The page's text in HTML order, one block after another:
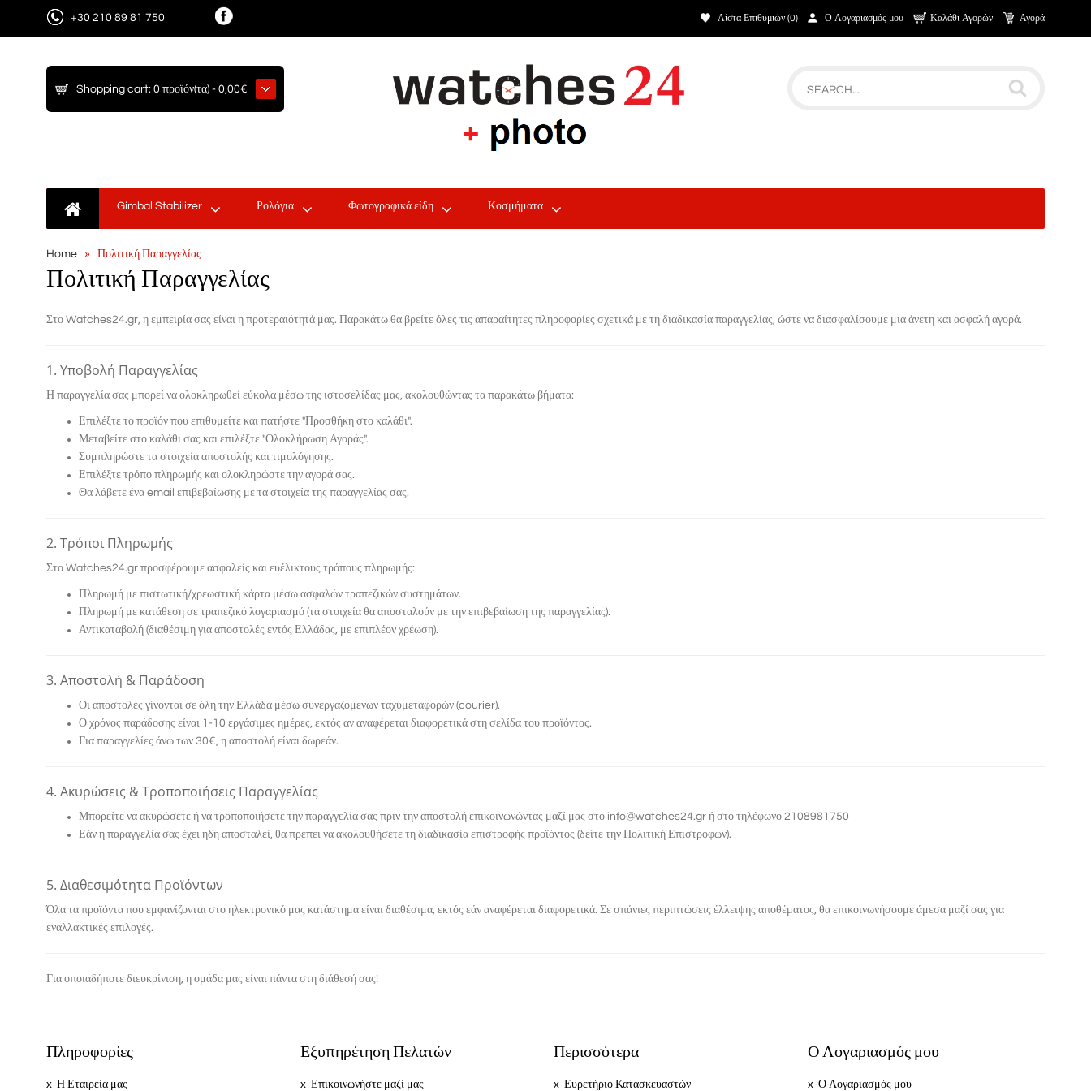
+30 210 89 81 750 Λίστα Επιθυμιών (0) Ο Λογαριασμός μου Καλάθι Αγορών Αγορά
Shopping cart: 0 προϊόν(τα) - 0,00€
Gimbal Stabilizer Ρολόγια Φωτογραφικά είδη Κοσμήματα
Home Πολιτική Παραγγελίας
Πολιτική Παραγγελίας
Στο Watches24.gr, η εμπειρία σας είναι η προτεραιότητά μας. Παρακάτω θα βρείτε όλες τις απαραίτητες πληροφορίες σχετικά με τη διαδικασία παραγγελίας, ώστε να διασφαλίσουμε μια άνετη και ασφαλή αγορά.
1. Υποβολή Παραγγελίας
Η παραγγελία σας μπορεί να ολοκληρωθεί εύκολα μέσω της ιστοσελίδας μας, ακολουθώντας τα παρακάτω βήματα:
Επιλέξτε το προϊόν που επιθυμείτε και πατήστε "Προσθήκη στο καλάθι".
Μεταβείτε στο καλάθι σας και επιλέξτε "Ολοκλήρωση Αγοράς".
Συμπληρώστε τα στοιχεία αποστολής και τιμολόγησης.
Επιλέξτε τρόπο πληρωμής και ολοκληρώστε την αγορά σας.
Θα λάβετε ένα email επιβεβαίωσης με τα στοιχεία της παραγγελίας σας.
2. Τρόποι Πληρωμής
Στο Watches24.gr προσφέρουμε ασφαλείς και ευέλικτους τρόπους πληρωμής:
Πληρωμή με πιστωτική/χρεωστική κάρτα μέσω ασφαλών τραπεζικών συστημάτων.
Πληρωμή με κατάθεση σε τραπεζικό λογαριασμό (τα στοιχεία θα αποσταλούν με την επιβεβαίωση της παραγγελίας).
Αντικαταβολή (διαθέσιμη για αποστολές εντός Ελλάδας, με επιπλέον χρέωση).
3. Αποστολή & Παράδοση
Οι αποστολές γίνονται σε όλη την Ελλάδα μέσω συνεργαζόμενων ταχυμεταφορών (courier).
Ο χρόνος παράδοσης είναι 1-10 εργάσιμες ημέρες, εκτός αν αναφέρεται διαφορετικά στη σελίδα του προϊόντος.
Για παραγγελίες άνω των 30€, η αποστολή είναι δωρεάν.
4. Ακυρώσεις & Τροποποιήσεις Παραγγελίας
Μπορείτε να ακυρώσετε ή να τροποποιήσετε την παραγγελία σας πριν την αποστολή επικοινωνώντας μαζί μας στο info@watches24.gr ή στο τηλέφωνο 2108981750
Εάν η παραγγελία σας έχει ήδη αποσταλεί, θα πρέπει να ακολουθήσετε τη διαδικασία επιστροφής προϊόντος (δείτε την Πολιτική Επιστροφών).
5. Διαθεσιμότητα Προϊόντων
Όλα τα προϊόντα που εμφανίζονται στο ηλεκτρονικό μας κατάστημα είναι διαθέσιμα, εκτός εάν αναφέρεται διαφορετικά. Σε σπάνιες περιπτώσεις έλλειψης αποθέματος, θα επικοινωνήσουμε άμεσα μαζί σας για
εναλλακτικές επιλογές.
Για οποιαδήποτε διευκρίνιση, η ομάδα μας είναι πάντα στη διάθεσή σας!
Πληροφορίες
Η Εταιρεία μας
Εξυπηρέτηση Πελατών
Επικοινωνήστε μαζί μας
Περισσότερα
Ευρετήριο Κατασκευαστών
Ο Λογαριασμός μου
Ο Λογαριασμός μου